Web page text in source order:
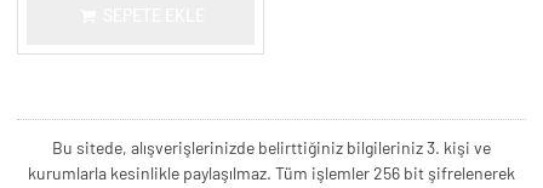
Bu sitede, alışverişlerinizde belirttiğiniz bilgileriniz 3. kişi ve
kurumlarla kesinlikle paylaşılmaz. Tüm işlemler 256 bit şifrelenerek